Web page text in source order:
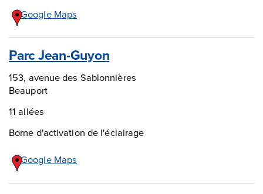
Google Maps
Parc Jean-Guyon
153, avenue des Sablonnières
Beauport
11 allées
Borne d'activation de l'éclairage
Google Maps